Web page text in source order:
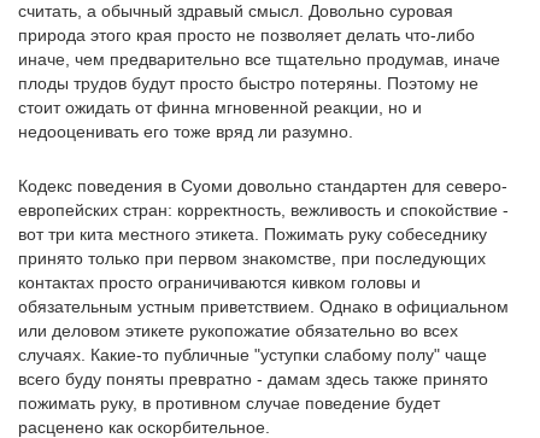
считать, а обычный здравый смысл. Довольно суровая
природа этого края просто не позволяет делать что-либо
иначе, чем предварительно все тщательно продумав, иначе
плоды трудов будут просто быстро потеряны. Поэтому не
стоит ожидать от финна мгновенной реакции, но и
недооценивать его тоже вряд ли разумно.
Кодекс поведения в Суоми довольно стандартен для северо-
европейских стран: корректность, вежливость и спокойствие -
вот три кита местного этикета. Пожимать руку собеседнику
принято только при первом знакомстве, при последующих
контактах просто ограничиваются кивком головы и
обязательным устным приветствием. Однако в официальном
или деловом этикете рукопожатие обязательно во всех
случаях. Какие-то публичные "уступки слабому полу" чаще
всего буду поняты превратно - дамам здесь также принято
пожимать руку, в противном случае поведение будет
расценено как оскорбительное.